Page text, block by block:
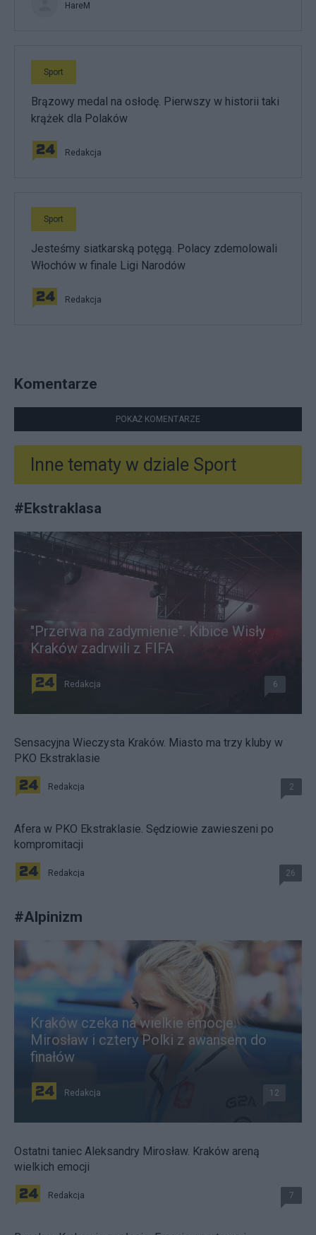
HareM
Sport
Brązowy medal na osłodę. Pierwszy w historii taki
krążek dla Polaków
Redakcja
Sport
Jesteśmy siatkarską potęgą. Polacy zdemolowali
Włochów w finale Ligi Narodów
Redakcja
Komentarze
POKAŻ KOMENTARZE
Inne tematy w dziale Sport
#Ekstraklasa
"Przerwa na zadymienie". Kibice Wisły
Kraków zadrwili z FIFA
Redakcja 6
Sensacyjna Wieczysta Kraków. Miasto ma trzy kluby w
PKO Ekstraklasie
Redakcja 2
Afera w PKO Ekstraklasie. Sędziowie zawieszeni po
kompromitacji
Redakcja 26
#Alpinizm
Kraków czeka na wielkie emocje.
Mirosław i cztery Polki z awansem do
finałów
Redakcja 12
Ostatni taniec Aleksandry Mirosław. Kraków areną
wielkich emocji
Redakcja 7